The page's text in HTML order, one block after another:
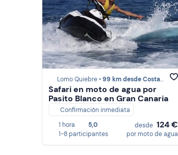
Lomo Quiebre •99 km desde Costa Adeje
Safari en moto de agua por
Pasito Blanco en Gran Canaria
Confirmación inmediata
1 hora
5,0
1-8 participantes
desde 124 €
por moto de agua